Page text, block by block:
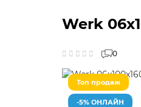
Werk
0
Топ продаж
-5% ОНЛАЙН